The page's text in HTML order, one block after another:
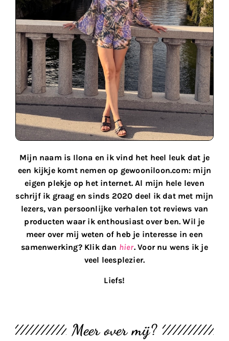
Mijn naam is Ilona en ik vind het heel leuk dat je
een kijkje komt nemen op gewooniloon.com: mijn
eigen plekje op het internet. Al mijn hele leven
schrijf ik graag en sinds 2020 deel ik dat met mijn
lezers, van persoonlijke verhalen tot reviews van
producten waar ik enthousiast over ben. Wil je
meer over mij weten of heb je interesse in een
samenwerking? Klik dan hier. Voor nu wens ik je
veel leesplezier.
Liefs!
Meer over mij?